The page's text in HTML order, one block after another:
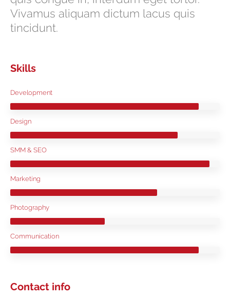
Vivamus aliquam dictum lacus quis
tincidunt.
Skills
Development
Design
SMM & SEO
Marketing
Photography
Communication
Contact info